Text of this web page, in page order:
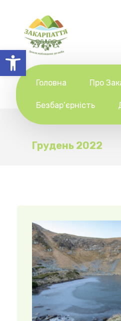
Відкрити Панель інструментів
Головна Про
Безбар’єрність
Грудень 2022